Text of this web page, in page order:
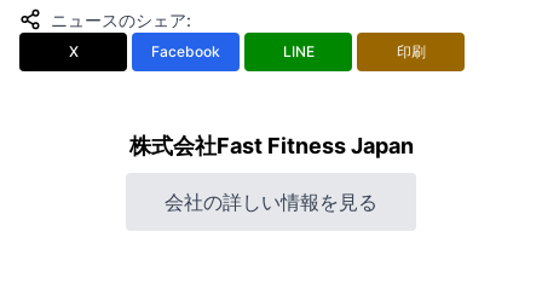
ニュースのシェア:
X Facebook LINE 印刷
株式会社Fast Fitness Japan
会社の詳しい情報を見る